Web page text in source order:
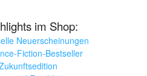
im Shop:
Neuerscheinungen
Fiction-Bestseller